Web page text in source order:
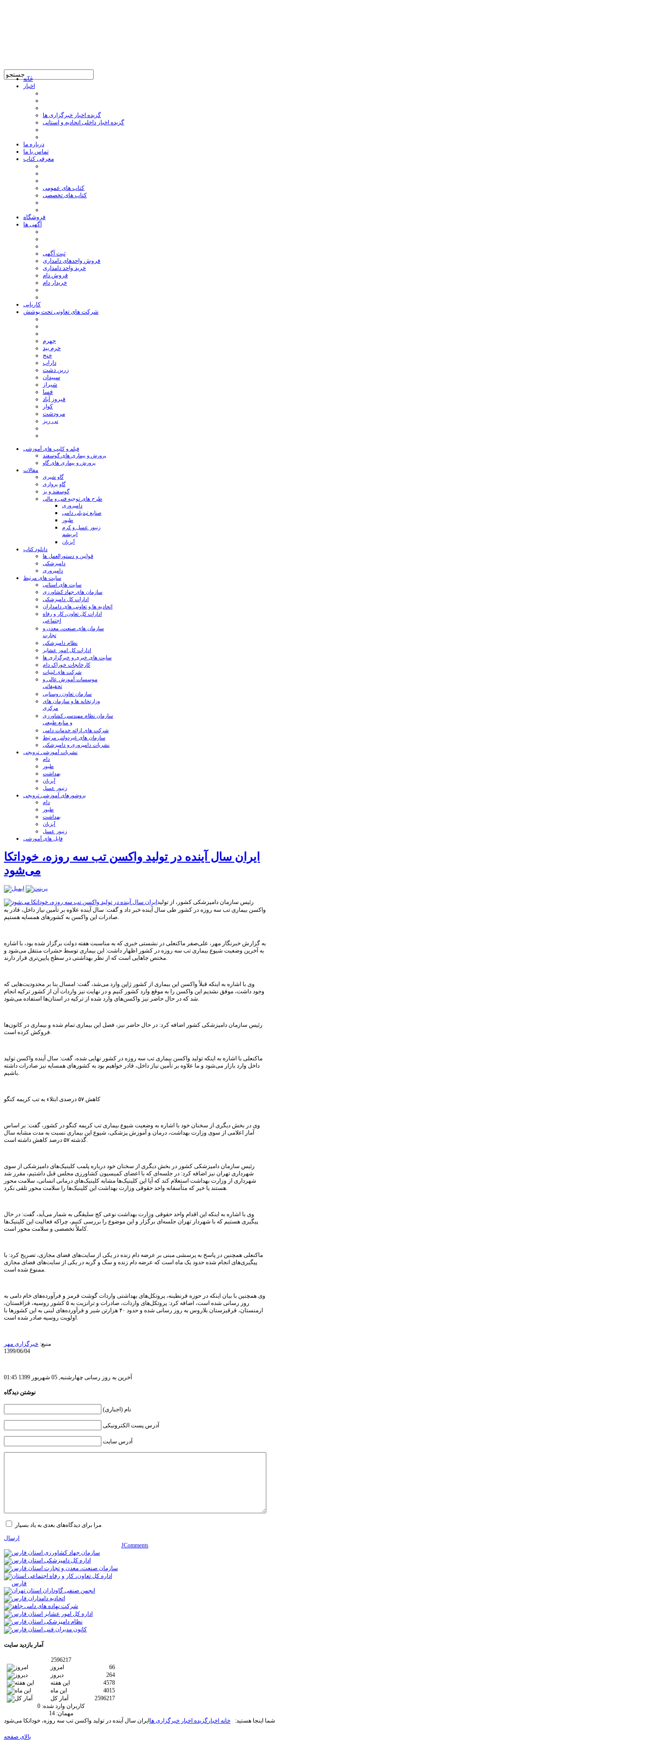
خانه
اخبار
گزیده اخبار خبرگزاری ها
گزیده اخبار داخلی اتحادیه و استانی
درباره ما
تماس با ما
معرفی کتاب
کتاب های عمومی
کتاب های تخصصی
فروشگاه
آگهی ها
ثبت آگهی
فروش واحدهای دامداری
خرید واحد دامداری
فروش دام
خریدار دام
کاریابی
شرکت های تعاونی تحت پوشش
جهرم
خرم بید
خنج
داراب
زرین دشت
سپیدان
شیراز
فسا
فیروز آباد
کوار
مرودشت
نی ریز
فیلم و کلیپ های آموزشی
پرورش و بیماری های گوسفند
پرورش و بیماری های گاو
مقالات
گاو شیری
گاو پرواری
گوسفند و بز
طرح های توجیه فنی و مالی
دامپروری
صنایع تبدیلی دامی
طیور
زنبور عسل و کرم
ابریشم
آبزیان
دانلود کتاب
قوانین و دستورالعمل ها
دامپزشکی
دامپروری
سایت های مرتبط
سایت های استانی
سازمان های جهاد کشاورزی
ادارات کل دامپزشکی
اتحادیه ها و تعاونی های دامداران
ادارات کل تعاون، کار و رفاه
اجتماعی
سازمان های صنعت، معدن و
تجارت
نظام دامپزشکی
ادارات کل امور عشایر
سایت های خبری و خبرگزاری ها
کارخانجات خوراک دام
شرکت های لبنیات
موسسات آموزش عالی و
تحقیقاتی
سازمان تعاون روستایی
وزارتخانه ها و سازمان های
مرکزی
سازمان نظام مهندسی کشاورزی
و منابع طبیعی
شرکت های ارائه خدمات دامی
سازمان های غیردولتی مرتبط
نشریات دامپروری و دامپزشکی
نشریات آموزشی ترویجی
دام
طیور
بهداشت
آبزیان
زنبور عسل
بروشورهای آموزشی ترویجی
دام
طیور
بهداشت
آبزیان
زنبور عسل
فایل های آموزشی
ایران سال آینده در تولید واکسن تب سه روزه، خوداتکا
می‌شود
رئیس سازمان دامپزشکی کشور، از تولید
واکسن بیماری تب سه روزه در کشور طی سال آینده خبر داد و گفت: سال آینده علاوه بر تأمین نیاز داخل، قادر به
صادرات این واکسن به کشورهای همسایه هستیم.
به گزارش خبرنگار مهر، علی‌صفر ماکنعلی در نشستی خبری که به مناسبت هفته دولت برگزار شده بود، با اشاره
به آخرین وضعیت شیوع بیماری تب سه روزه در کشور اظهار داشت: این بیماری توسط حشرات منتقل می‌شود و
مختص جاهایی است که از نظر بهداشتی در سطح پایین‌تری قرار دارند.
وی با اشاره به اینکه قبلاً واکسن این بیماری از کشور ژاپن وارد می‌شد، گفت: امسال بنا بر محدودیت‌هایی که
وجود داشت، موفق نشدیم این واکسن را به موقع وارد کشور کنیم و در نهایت نیز واردات آن از کشور ترکیه انجام
شد که در حال حاضر نیز واکسن‌های وارد شده از ترکیه در استان‌ها استفاده می‌شود.
رئیس سازمان دامپزشکی کشور اضافه کرد: در حال حاضر نیز، فصل این بیماری تمام شده و بیماری در کانون‌ها
فروکش کرده است.
ماکنعلی با اشاره به اینکه تولید واکسن بیماری تب سه روزه در کشور نهایی شده، گفت: سال آینده واکسن تولید
داخل وارد بازار می‌شود و ما علاوه بر تأمین نیاز داخل، قادر خواهیم بود به کشورهای همسایه نیز صادرات داشته
باشیم.
کاهش ۵۷ درصدی ابتلاء به تب کریمه کنگو
وی در بخش دیگری از سخنان خود با اشاره به وضعیت شیوع بیماری تب کریمه کنگو در کشور، گفت: بر اساس
آمار اعلامی از سوی وزارت بهداشت، درمان و آموزش پزشکی، شیوع این بیماری نسبت به مدت مشابه سال
گذشته ۵۷ درصد کاهش داشته است.
رئیس سازمان دامپزشکی کشور در بخش دیگری از سخنان خود درباره پلمب کلینیک‌های دامپزشکی از سوی
شهرداری تهران نیز اضافه کرد: در جلسه‌ای که با اعضای کمیسیون کشاورزی مجلس قبل داشتیم، مقرر شد
شهرداری از وزارت بهداشت استعلام کند که آیا این کلینیک‌ها مشابه کلینیک‌های درمانی انسانی، سلامت محور
هستند یا خیر که متأسفانه واحد حقوقی وزارت بهداشت این کلینیک‌ها را سلامت محور تلقی نکرد.
وی با اشاره به اینکه این اقدام واحد حقوقی وزارت بهداشت نوعی کج سلیقگی به شمار می‌آید، گفت: در حال
پیگیری هستیم که با شهردار تهران جلسه‌ای برگزار و این موضوع را بررسی کنیم، چراکه فعالیت این کلینیک‌ها
کاملاً تخصصی و سلامت محور است.
ماکنعلی همچنین در پاسخ به پرسشی مبنی بر عرضه دام زنده در یکی از سایت‌های فضای مجازی، تصریح کرد: با
پیگیری‌های انجام شده حدود یک ماه است که عرضه دام زنده و سگ و گربه در یکی از سایت‌های فضای مجازی
ممنوع شده است.
وی همچنین با بیان اینکه در حوزه قرنطینه، پروتکل‌های بهداشتی واردات گوشت قرمز و فرآورده‌های خام دامی به
روز رسانی شده است، اضافه کرد: پروتکل‌های واردات، صادرات و ترانزیت به ۵ کشور روسیه، قزاقستان،
ارمنستان، قرقیزستان بلاروس به روز رسانی شده و حدود ۴۰ هزارتن شیر و فرآورده‌های لبنی به این کشورها با
اولویت روسیه صادر شده است.
منبع: خبرگزاری مهر
1399/06/04
آخرین به روز رسانی چهارشنبه, 05 شهریور 1399 01:45
نوشتن دیدگاه
نام (اجباری)
آدرس پست الکترونیکی
آدرس سایت
مرا برای دیدگاه‌های بعدی به یاد بسپار
ارسال
JComments
آمار بازدید سایت
2596217
امروز
66
دیروز
264
این هفته
4578
این ماه
4015
آمار کل
2596217
کاربران وارد شده: 0
مهمان: 14
شما اینجا هستید: خانه اخبار گزیده اخبار خبرگزاری ها ایران سال آینده در تولید واکسن تب سه روزه، خوداتکا می‌شود
بالای صفحه